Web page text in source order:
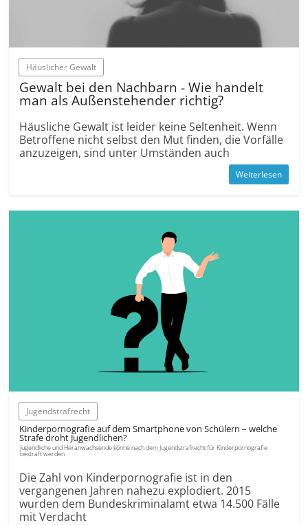
Häuslicher Gewalt
Gewalt bei den Nachbarn - Wie handelt
man als Außenstehender richtig?
Häusliche Gewalt ist leider keine Seltenheit. Wenn
Betroffene nicht selbst den Mut finden, die Vorfälle
anzuzeigen, sind unter Umständen auch
Weiterlesen
Jugendstrafrecht
Kinderpornografie auf dem Smartphone von Schülern – welche
Strafe droht Jugendlichen?
Jugendliche und Heranwachsende könne nach dem Jugendstrafrecht für Kinderpornografie
bestraft werden
Die Zahl von Kinderpornografie ist in den
vergangenen Jahren nahezu explodiert. 2015
wurden dem Bundeskriminalamt etwa 14.500 Fälle
mit Verdacht